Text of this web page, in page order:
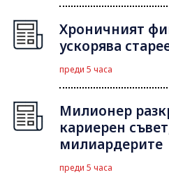
Хроничният
ускорява
преди 5 часа
Милионер
кариерен
милиардерите
преди 5 часа